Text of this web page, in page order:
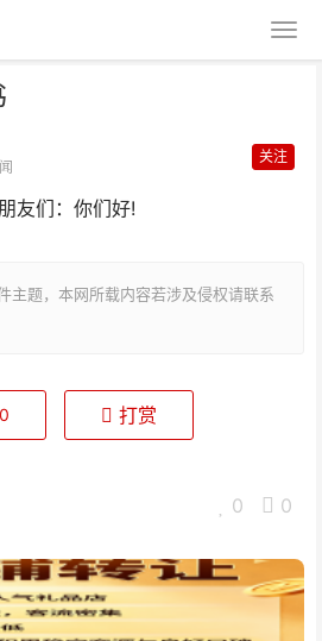
关注
友们：你们好!
主题，本网所载内容若涉及侵权请联系
0 打赏
0 0